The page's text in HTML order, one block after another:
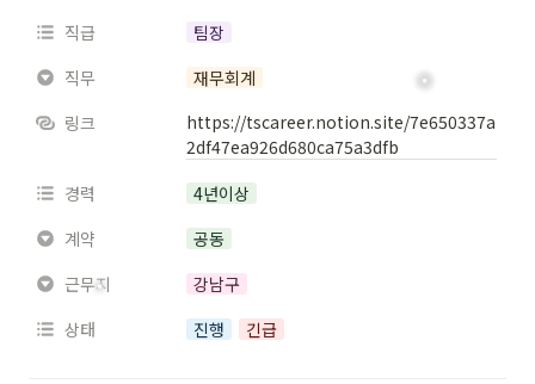
직급
팀장
직무
재무회계
링크
https://tscareer.notion.site/7e650337a
2df47ea926d680ca75a3dfb
경력
4년이상
계약
공동
근무지
강남구
상태
진행 긴급